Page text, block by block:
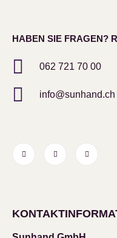
HABEN SIE FRAGEN?
062 721 70 00
info@sunhand.ch